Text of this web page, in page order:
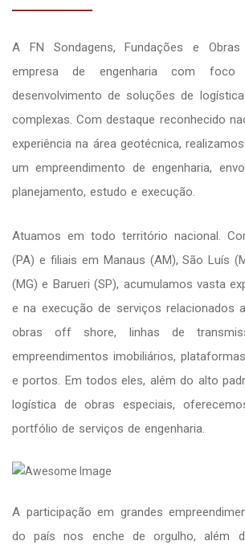
A FN Sondagens, Fundações e
empresa de engenharia com
desenvolvimento de soluções de
complexas. Com destaque reconhecido
experiência na área geotécnica,
um empreendimento de engenharia,
planejamento, estudo e execução.
Atuamos em todo território nacional.
(PA) e filiais em Manaus (AM), São Luís
(MG) e Barueri (SP), acumulamos vasta
e na execução de serviços relacionados
obras off shore, linhas de
empreendimentos imobiliários,
e portos. Em todos eles, além do alto
logística de obras especiais,
portfólio de serviços de engenharia.
A participação em grandes
do país nos enche de orgulho, além